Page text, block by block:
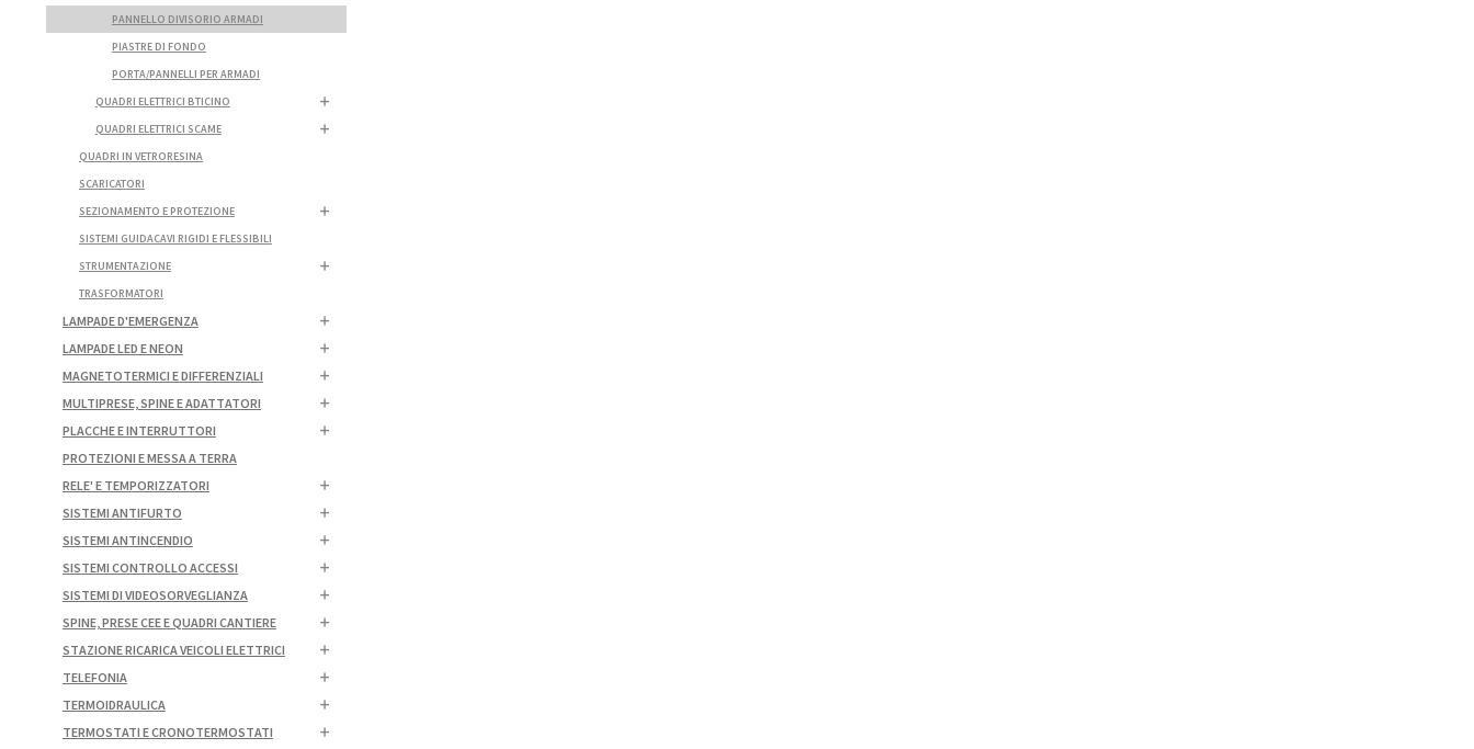
PANNELLO DIVISORIO ARMADI
PIASTRE DI FONDO
PORTA/PANNELLI PER ARMADI
QUADRI ELETTRICI BTICINO
QUADRI ELETTRICI SCAME
QUADRI IN VETRORESINA
SCARICATORI
SEZIONAMENTO E PROTEZIONE
SISTEMI GUIDACAVI RIGIDI E FLESSIBILI
STRUMENTAZIONE
TRASFORMATORI
LAMPADE D'EMERGENZA
LAMPADE LED E NEON
MAGNETOTERMICI E DIFFERENZIALI
MULTIPRESE, SPINE E ADATTATORI
PLACCHE E INTERRUTTORI
PROTEZIONI E MESSA A TERRA
RELE' E TEMPORIZZATORI
SISTEMI ANTIFURTO
SISTEMI ANTINCENDIO
SISTEMI CONTROLLO ACCESSI
SISTEMI DI VIDEOSORVEGLIANZA
SPINE, PRESE CEE E QUADRI CANTIERE
STAZIONE RICARICA VEICOLI ELETTRICI
TELEFONIA
TERMOIDRAULICA
TERMOSTATI E CRONOTERMOSTATI